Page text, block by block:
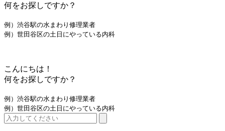
何をお探しですか？
例）渋谷駅の水まわり修理業者
例）世田谷区の土日にやっている内科
こんにちは！
何をお探しですか？
例）渋谷駅の水まわり修理業者
例）世田谷区の土日にやっている内科